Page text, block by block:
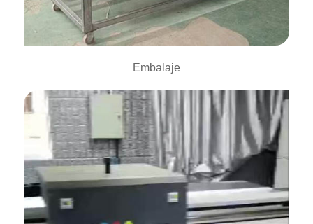
Embalaje